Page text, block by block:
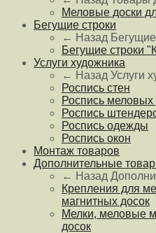
Меловые доски
Бегущие строки
← Назад
Бегущие строки
Услуги художника
← Назад Услуги
Роспись стен
Роспись меловых
Роспись
Роспись одежды
Роспись окон
Монтаж товаров
Дополнительные
← Назад
Крепления для
магнитных досок
Мелки, меловые
досок